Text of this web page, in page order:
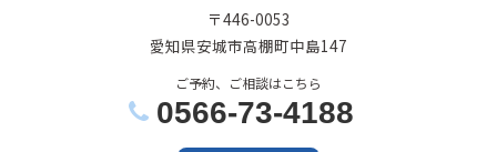
〒446-0053
愛知県安城市高棚町中島147
ご予約、ご相談はこちら
0566-73-4188